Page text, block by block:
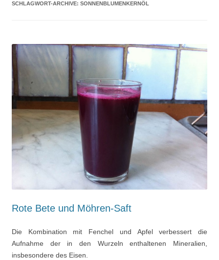
SCHLAGWORT-ARCHIVE: SONNENBLUMENKERNÖL
Rote Bete und Möhren-Saft
Die Kombination mit Fenchel und Apfel verbessert die
Aufnahme der in den Wurzeln enthaltenen Mineralien,
insbesondere des Eisen.